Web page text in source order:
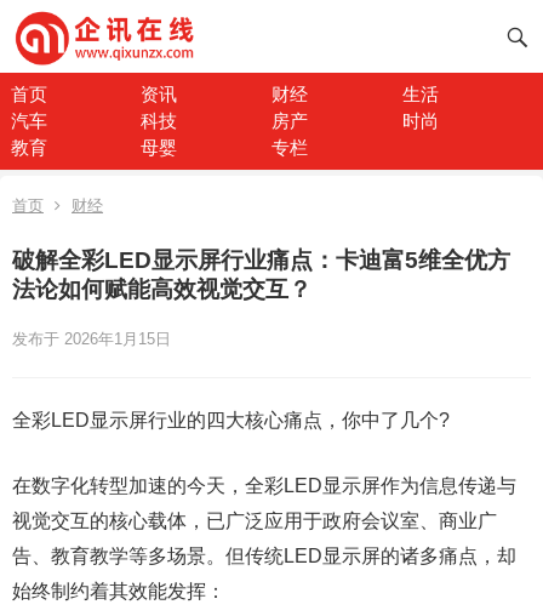
首页 资讯 财经
生活
汽车
科技 房产
时尚
教育
母婴 专栏
首页 财经
破解全彩LED显示屏行业痛点：卡迪富5维全优方
法论如何赋能高效视觉交互？
发布于 2026年1月15日
全彩LED显示屏行业的四大核心痛点，你中了几个?
在数字化转型加速的今天，全彩LED显示屏作为信息传递与
视觉交互的核心载体，已广泛应用于政府会议室、商业广
告、教育教学等多场景。但传统LED显示屏的诸多痛点，却
始终制约着其效能发挥：